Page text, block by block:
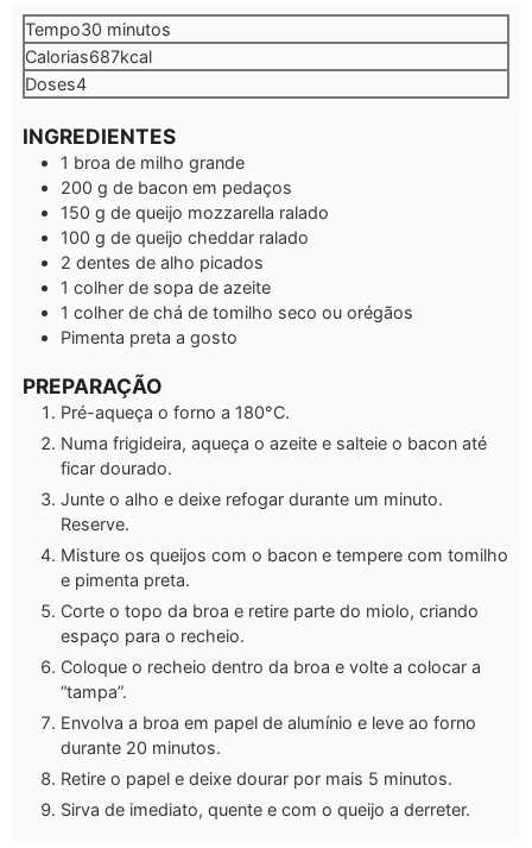
Tempo30 minutos
minutos
Calorias687kcal
Doses4
INGREDIENTES
1 broa de milho grande
200 g de bacon em pedaços
150 g de queijo mozzarella ralado
100 g de queijo cheddar ralado
2 dentes de alho picados
1 colher de sopa de azeite
1 colher de chá de tomilho seco ou orégãos
Pimenta preta a gosto
PREPARAÇÃO
Pré-aqueça o forno a 180°C.
Numa frigideira, aqueça o azeite e salteie o bacon até
ficar dourado.
Junte o alho e deixe refogar durante um minuto.
Reserve.
Misture os queijos com o bacon e tempere com tomilho
e pimenta preta.
Corte o topo da broa e retire parte do miolo, criando
espaço para o recheio.
Coloque o recheio dentro da broa e volte a colocar a
“tampa”.
Envolva a broa em papel de alumínio e leve ao forno
durante 20 minutos.
Retire o papel e deixe dourar por mais 5 minutos.
Sirva de imediato, quente e com o queijo a derreter.